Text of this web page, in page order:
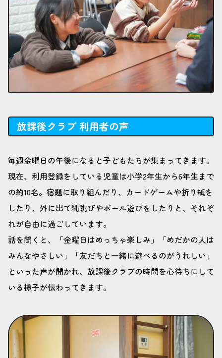
放課後クラブ 利用者の声
毎週金曜日の午後になると子どもたちが集まってきます。
現在、利用登録をしている児童は小学2年生から6年生まで
の約10名。宿題に取り組んだり、カードゲームや折り紙を
したり、外に出て縄跳びやボール遊びをしたりと、それぞ
れが自由に過ごしています。
話を聞くと、「金曜日はめっちゃ楽しみ」「めだかの人は
みんなやさしい」「友だちと一緒に遊べるのがうれしい」
といった声が聞かれ、放課後クラブの時間を心待ちにして
いる様子が伝わってきます。